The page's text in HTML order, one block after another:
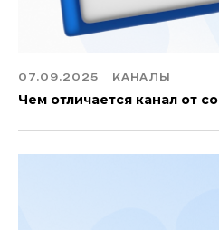
07.09.2025 КАНАЛЫ
Чем отличается канал от